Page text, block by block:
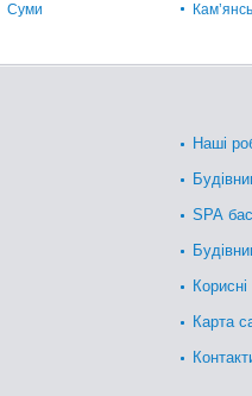
Суми
Наші
SPA
Карта